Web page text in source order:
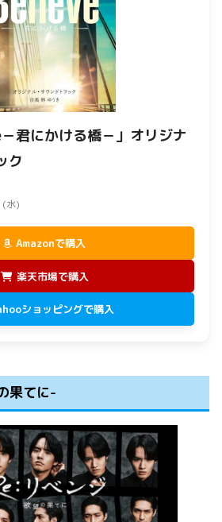
君にかける橋－」オリジナ
ク
(水)
Amazonで購入
楽天市場で購入
ショッピングで購入
果てに-